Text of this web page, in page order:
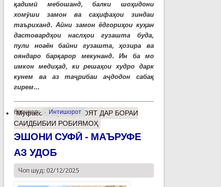
қадимӣ мебошанд, балки шоҳидони
хомӯши замон ва саҳифаҳои зиндаи
таъриханд. Айни замон ёдгориҳои куҳан
дастовардҳои наслҳои гузашта буда,
пули ноаён байни гузашта, ҳозира ва
ояндаро барқарор мекунанд. Ин ба мо
имкон медиҳад, ки решаҳои худро дарк
кунем ва аз таҷрибаи аҷдодон сабақ
гирем...
барчасп: Интишорот
Муфассалтаро РИВОЯТ ДАР БОРАИ
САИДБИБИИ РОБИЯМОҲ
ЭШОНИ СУФӢ - МАЪРУФЕ
АЗ УДОБ
Чоп шуд: 02/12/2025